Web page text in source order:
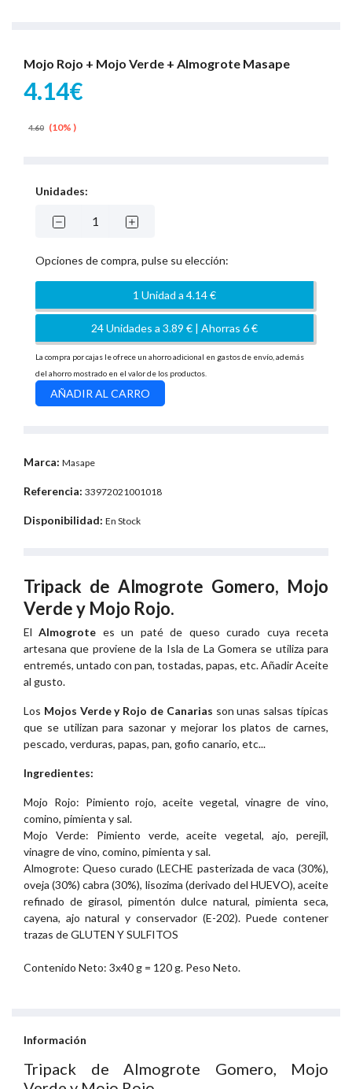
Mojo Rojo + Mojo Verde + Almogrote Masape
4.14€
4.60 (10% )
Unidades:
Opciones de compra, pulse su elección:
1 Unidad a 4.14 €
24 Unidades a 3.89 € | Ahorras 6 €
La compra por cajas le ofrece un ahorro adicional en gastos de envío, además
del ahorro mostrado en el valor de los productos.
Marca: Masape
Referencia: 33972021001018
Disponibilidad: En Stock
Tripack de Almogrote Gomero, Mojo
Verde y Mojo Rojo.
ElAlmogrote es un paté de queso curado cuya receta
artesana que proviene de la Isla de La Gomera se utiliza para
entremés, untado con pan, tostadas, papas, etc. Añadir Aceite
al gusto.
Los Mojos Verde y Rojo de Canarias son unas salsas típicas
que se utilizan para sazonar y mejorar los platos de carnes,
pescado, verduras, papas, pan, gofio canario, etc...
Ingredientes:
Mojo Rojo: Pimiento rojo, aceite vegetal, vinagre de vino,
comino, pimienta y sal.
Mojo Verde: Pimiento verde, aceite vegetal, ajo, perejil,
vinagre de vino, comino, pimienta y sal.
Almogrote: Queso curado (LECHE pasterizada de vaca (30%),
oveja (30%) cabra (30%), lisozima (derivado del HUEVO), aceite
refinado de girasol, pimentón dulce natural, pimienta seca,
cayena, ajo natural y conservador (E-202). Puede contener
trazas de GLUTEN Y SULFITOS
Contenido Neto: 3x40 g = 120 g. Peso Neto.
Información
Tripack de Almogrote Gomero, Mojo